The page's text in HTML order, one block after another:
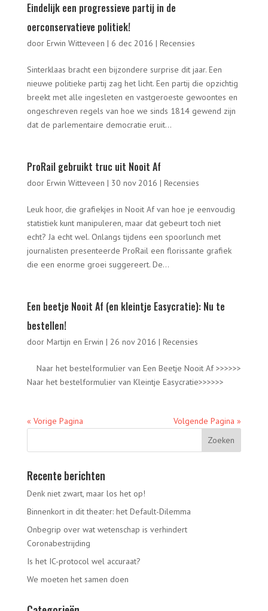
Eindelijk een progressieve partij in de
oerconservatieve politiek!
door Erwin Witteveen | 6 dec 2016 | Recensies
Sinterklaas bracht een bijzondere surprise dit jaar. Een
nieuwe politieke partij zag het licht. Een partij die opzichtig
breekt met alle ingesleten en vastgeroeste gewoontes en
ongeschreven regels van hoe we sinds 1814 gewend zijn
dat de parlementaire democratie eruit...
ProRail gebruikt truc uit Nooit Af
door Erwin Witteveen | 30 nov 2016 | Recensies
Leuk hoor, die grafiekjes in Nooit Af van hoe je eenvoudig
statistiek kunt manipuleren, maar dat gebeurt toch niet
echt? Ja echt wel. Onlangs tijdens een spoorlunch met
journalisten presenteerde ProRail een florissante grafiek
die een enorme groei suggereert. De...
Een beetje Nooit Af (en kleintje Easycratie): Nu te
bestellen!
door Martijn en Erwin | 26 nov 2016 | Recensies
Naar het bestelformulier van Een Beetje Nooit Af >>>>>>
Naar het bestelformulier van Kleintje Easycratie>>>>>>
« Vorige Pagina Volgende Pagina »
Recente berichten
Denk niet zwart, maar los het op!
Binnenkort in dit theater: het Default-Dilemma
Onbegrip over wat wetenschap is verhindert
Coronabestrijding
Is het IC-protocol wel accuraat?
We moeten het samen doen